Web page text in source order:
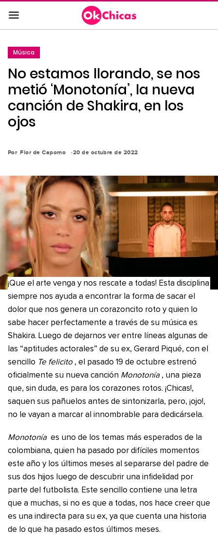
Saltar
al
contenido
a
la
navegación
principal
Música
No estamos llorando, se nos
metió ‘Monotonía’, la nueva
canción de Shakira, en los
ojos
Por Flor de Capomo 20 de octubre de 2022
¡Que el arte venga y nos rescate a todas! Esta disciplina
siempre nos ayuda a encontrar la forma de sacar el
dolor que nos genera un corazoncito roto y quien lo
sabe hacer perfectamente a través de su música es
Shakira. Luego de dejarnos ver entre líneas algunas de
las “aptitudes actorales” de su ex, Gerard Piqué, con el
sencillo Te felicito , el pasado 19 de octubre estrenó
oficialmente su nueva canción Monotonía , una pieza
que, sin duda, es para los corazones rotos. ¡Chicas!,
saquen sus pañuelos antes de sintonizarla, pero, ¡ojo!,
no le vayan a marcar al innombrable para dedicársela.
Monotonía es uno de los temas más esperados de la
colombiana, quien ha pasado por difíciles momentos
este año y los últimos meses al separarse del padre de
sus dos hijos luego de descubrir una infidelidad por
parte del futbolista. Este sencillo contiene una letra
que a muchas, si no es que a todas, nos hace creer que
es una indirecta para su ex, ya que cuenta una historia
de lo que ha pasado estos últimos meses.